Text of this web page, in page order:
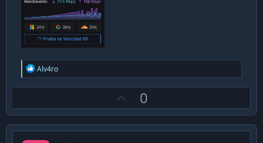
R
e
a
i
o
n
Alv4ro
p
v
0